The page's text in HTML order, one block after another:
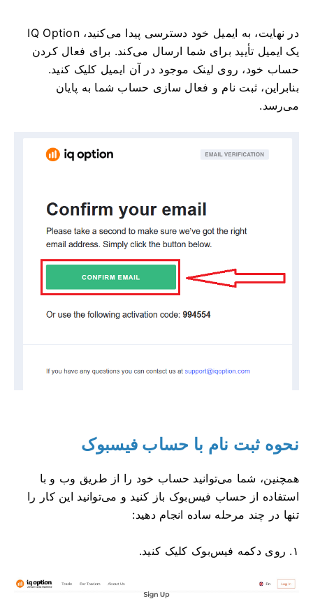
در نهایت، به ایمیل خود دسترسی پیدا می‌کنید، IQ Option
یک ایمیل تأیید برای شما ارسال می‌کند. برای فعال کردن
حساب خود، روی لینک موجود در آن ایمیل کلیک کنید.
بنابراین، ثبت نام و فعال سازی حساب شما به پایان
می‌رسد.
نحوه ثبت نام با حساب فیسبوک
همچنین، شما می‌توانید حساب خود را از طریق وب و با
استفاده از حساب فیس‌بوک باز کنید و می‌توانید این کار را
تنها در چند مرحله ساده انجام دهید:
۱. روی دکمه فیس‌بوک کلیک کنید.